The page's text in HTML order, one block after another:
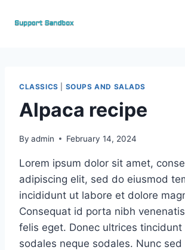
CLASSICS SOUPS AND SALADS
Alpaca recipe
By admin February 14, 2024
Lorem ipsum dolor sit amet,
adipiscing elit, sed do eiusmod
incididunt ut labore et dolore
Consequat id porta nibh
felis eget. Donec ultrices tincidunt
sodales neque sodales. Nunc sed